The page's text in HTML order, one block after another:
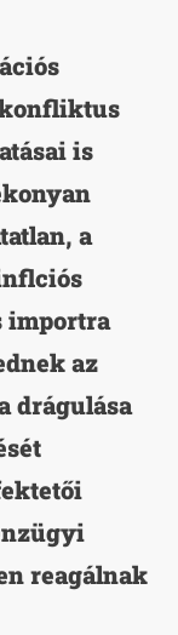
is
a
importra
az
drágulása
reagálnak